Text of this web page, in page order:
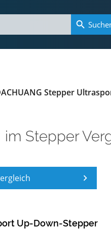
Stepper
im Stepper
Up-Down-Stepper